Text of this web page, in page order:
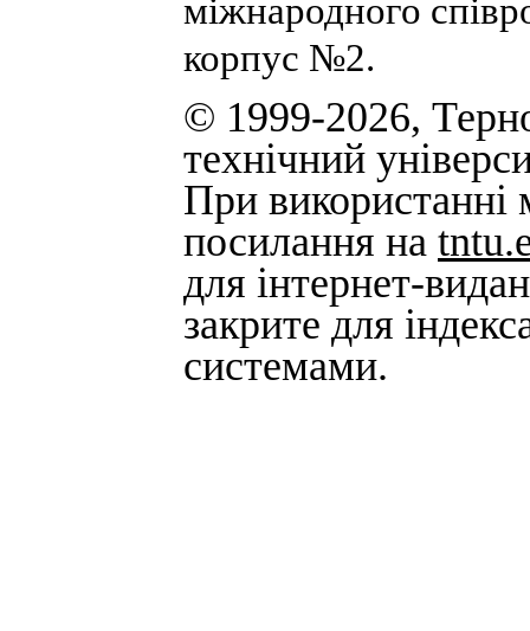
міжнародного
корпус №2.
© 1999-2026,
технічний
При використанні
посилання на
для інтернет-
закрите для
системами.